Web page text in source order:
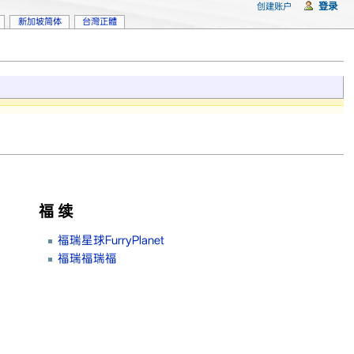
福 续
福瑞星球FurryPlanet
福瑞福瑞福
新加坡简体 台灣正體
创建账户 登录